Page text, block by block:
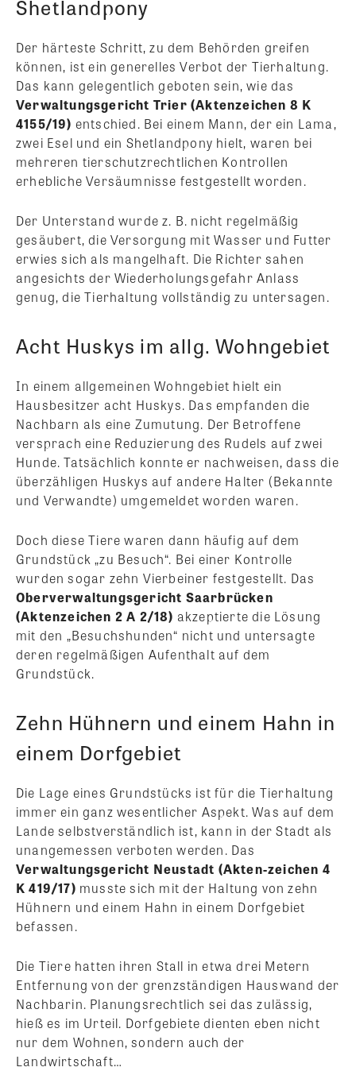
Shetlandpony
Der härteste Schritt, zu dem Behörden greifen
können, ist ein generelles Verbot der Tierhaltung.
Das kann gelegentlich geboten sein, wie das
Verwaltungsgericht Trier (Aktenzeichen 8 K
4155/19) entschied. Bei einem Mann, der ein Lama,
zwei Esel und ein Shetlandpony hielt, waren bei
mehreren tierschutzrechtlichen Kontrollen
erhebliche Versäumnisse festgestellt worden.
Der Unterstand wurde z. B. nicht regelmäßig
gesäubert, die Versorgung mit Wasser und Futter
erwies sich als mangelhaft. Die Richter sahen
angesichts der Wiederholungsgefahr Anlass
genug, die Tierhaltung vollständig zu untersagen.
Acht Huskys im allg. Wohngebiet
In einem allgemeinen Wohngebiet hielt ein
Hausbesitzer acht Huskys. Das empfanden die
Nachbarn als eine Zumutung. Der Betroffene
versprach eine Reduzierung des Rudels auf zwei
Hunde. Tatsächlich konnte er nachweisen, dass die
überzähligen Huskys auf andere Halter (Bekannte
und Verwandte) umgemeldet worden waren.
Doch diese Tiere waren dann häufig auf dem
Grundstück „zu Besuch“. Bei einer Kontrolle
wurden sogar zehn Vierbeiner festgestellt. Das
Oberverwaltungsgericht Saarbrücken
(Aktenzeichen 2 A 2/18) akzeptierte die Lösung
mit den „Besuchshunden“ nicht und untersagte
deren regelmäßigen Aufenthalt auf dem
Grundstück.
Zehn Hühnern und einem Hahn in
einem Dorfgebiet
Die Lage eines Grundstücks ist für die Tierhaltung
immer ein ganz wesentlicher Aspekt. Was auf dem
Lande selbstverständlich ist, kann in der Stadt als
unangemessen verboten werden. Das
Verwaltungsgericht Neustadt (Akten-zeichen 4
K 419/17) musste sich mit der Haltung von zehn
Hühnern und einem Hahn in einem Dorfgebiet
befassen.
Die Tiere hatten ihren Stall in etwa drei Metern
Entfernung von der grenzständigen Hauswand der
Nachbarin. Planungsrechtlich sei das zulässig,
hieß es im Urteil. Dorfgebiete dienten eben nicht
nur dem Wohnen, sondern auch der
Landwirtschaft…